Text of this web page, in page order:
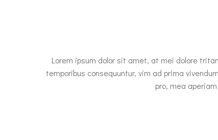
Lorem ipsum dolor sit amet, at mei dolore
temporibus consequuntur, vim ad prima
pro, mea aperiam